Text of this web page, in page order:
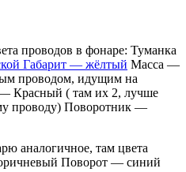
проводов в фонаре: Туманка
Габарит — жёлтый Масса —
проводом, идущим на
— Красный ( там их 2, лучше
проводу) Поворотник —
аналогичное, там цвета
Поворот — синий